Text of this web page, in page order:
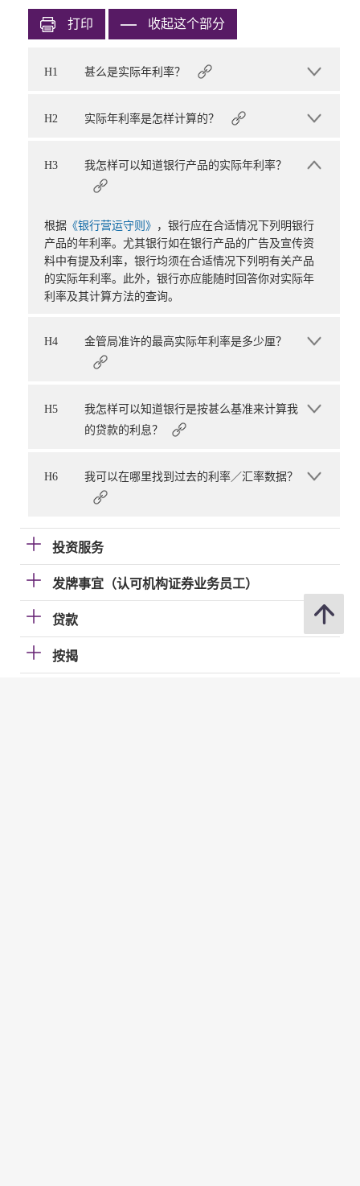
打印 收起这个部分
H1 甚么是实际年利率？
H2 实际年利率是怎样计算的？
H3 我怎样可以知道银行产品的实际年利率？
根据 《银行营运守则》 ，银行应在合适情况下列明银行
产品的年利率。尤其银行如在银行产品的广告及宣传资
料中有提及利率，银行均须在合适情况下列明有关产品
的实际年利率。此外，银行亦应能随时回答你对实际年
利率及其计算方法的查询。
H4 金管局准许的最高实际年利率是多少厘？
H5
我怎样可以知道银行是按甚么基准来计算我
的贷款的利息？
H6 我可以在哪里找到过去的利率／汇率数据？
投资服务
发牌事宜（认可机构证券业务员工）
贷款
按揭